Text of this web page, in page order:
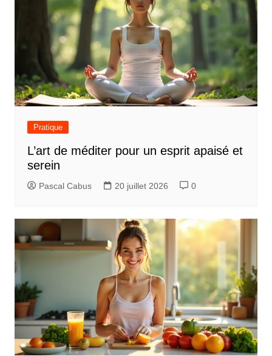
Pratique
L’art de méditer pour un esprit apaisé et
serein
Pascal Cabus 20 juillet 2026 0